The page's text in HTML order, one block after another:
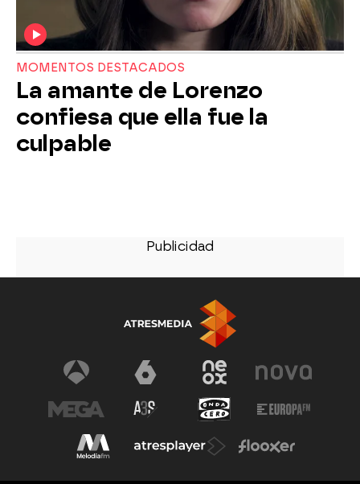
MOMENTOS DESTACADOS
La amante de Lorenzo
confiesa que ella fue la
culpable